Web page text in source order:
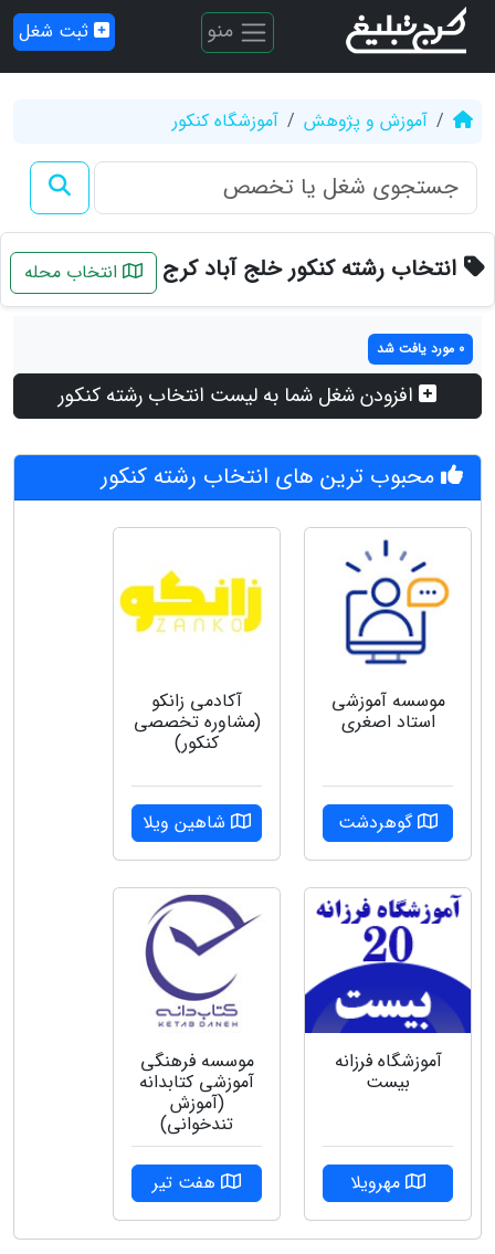
منو ثبت شغل
آموزش و پژوهش آموزشگاه کنکور
انتخاب رشته کنکور خلج آباد کرج انتخاب محله
0 مورد یافت شد
افزودن شغل شما به لیست انتخاب رشته کنکور
محبوب ترین های انتخاب رشته کنکور
موسسه آموزشی
استاد اصغری
گوهردشت
آکادمی زانکو
(مشاوره تخصصی
کنکور)
شاهین ویلا
آموزشگاه فرزانه
بیست
مهرویلا
موسسه فرهنگی
آموزشی کتابدانه
(آموزش
تندخوانی)
هفت تیر